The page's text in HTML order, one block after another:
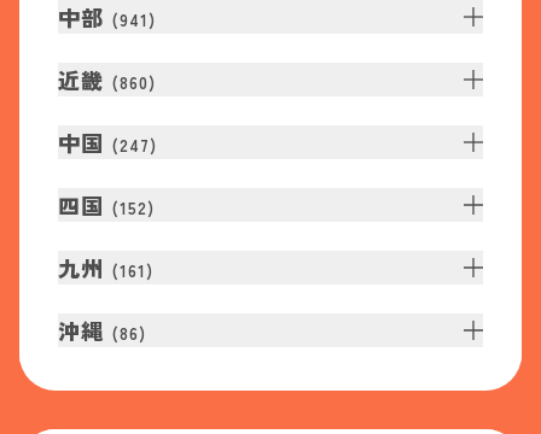
中部 (941 )
近畿 (860)
中国 (247)
四国 (152)
九州 (161 )
沖縄 (86)